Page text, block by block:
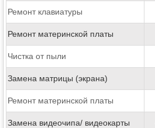
Ремонт клавиатуры
Ремонт материнской платы
Чистка от пыли
Замена матрицы (экрана)
Ремонт материнской платы
Замена видеочипа/ видеокарты